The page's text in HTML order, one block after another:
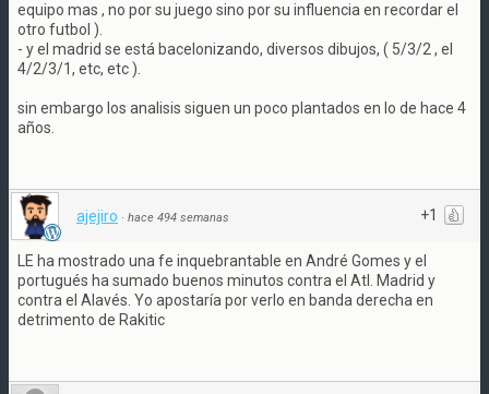
equipo mas , no por su juego sino por su influencia en recordar el
otro futbol ).
- y el madrid se está bacelonizando, diversos dibujos, ( 5/3/2 , el
4/2/3/1, etc, etc ).
sin embargo los analisis siguen un poco plantados en lo de hace 4
años.
+1
ajejiro · hace 494 semanas
LE ha mostrado una fe inquebrantable en André Gomes y el
portugués ha sumado buenos minutos contra el Atl. Madrid y
contra el Alavés. Yo apostaría por verlo en banda derecha en
detrimento de Rakitic